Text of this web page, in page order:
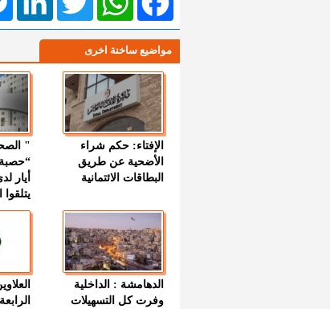
مواضيع ساخنة اخرى
الإفتاء: حكم شراء
الأضحية عن طريق
البطاقات الائتمانية
أيار
الدهامشة : الداخلية
وفرت كل التسهيلات